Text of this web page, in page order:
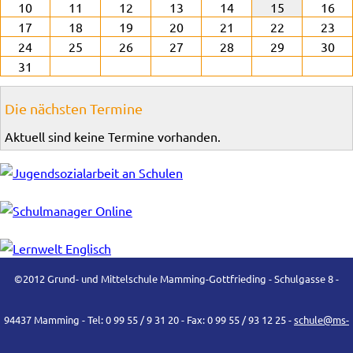
10
11 12 13 14 15
16
17
18 19 20 21 22
23
24
25 26 27 28 29
30
31
Die nächsten Termine
Aktuell sind keine Termine vorhanden.
©2012 Grund- und Mittelschule Mamming-Gottfrieding - Schulgasse 8 -
94437 Mamming - Tel: 0 99 55 / 9 31 20 - Fax: 0 99 55 / 93 12 25 -schule@ms-